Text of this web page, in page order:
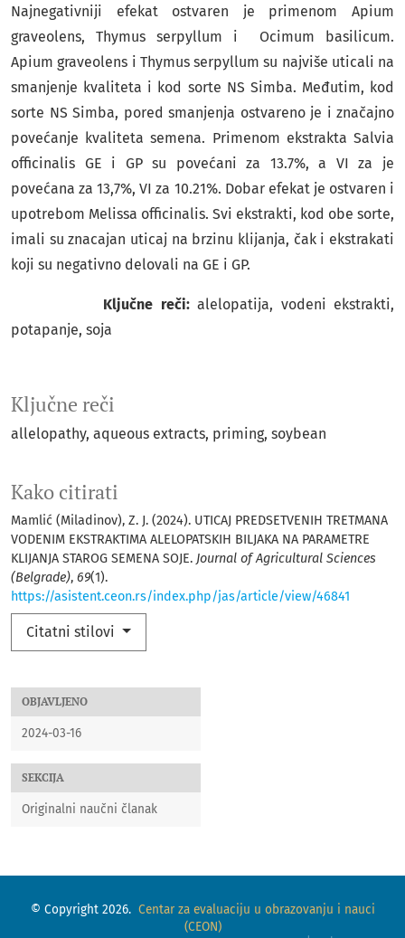
OBJAVLJENO
2024-03-16
SEKCIJA
Originalni naučni članak
Kako citirati
Mamlić (Miladinov), Z. J. (2024). UTICAJ PREDSETVENIH TRETMANA
VODENIM EKSTRAKTIMA ALELOPATSKIH BILJAKA NA PARAMETRE
KLIJANJA STAROG SEMENA SOJE. Journal of Agricultural Sciences
(Belgrade), 69(1).
https://asistent.ceon.rs/index.php/jas/article/view/46841
Citatni stilovi
Najnegativniji efekat ostvaren je primenom Apium
graveolens, Thymus serpyllum i Ocimum basilicum.
Apium graveolens i Thymus serpyllum su najviše uticali na
smanjenje kvaliteta i kod sorte NS Simba. Međutim, kod
sorte NS Simba, pored smanjenja ostvareno je i značajno
povećanje kvaliteta semena. Primenom ekstrakta Salvia
officinalis GE i GP su povećani za 13.7%, a VI za je
povećana za 13,7%, VI za 10.21%. Dobar efekat je ostvaren i
upotrebom Melissa officinalis. Svi ekstrakti, kod obe sorte,
imali su znacajan uticaj na brzinu klijanja, čak i ekstrakati
koji su negativno delovali na GE i GP.
Ključne reči:alelopatija, vodeni ekstrakti,
potapanje, soja
Ključne reči
allelopathy, aqueous extracts, priming, soybean
© Copyright 2026. Centar za evaluaciju u obrazovanju i nauci
(CEON)